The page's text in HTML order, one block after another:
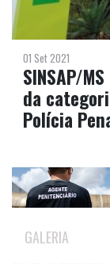
01 Set 2021
SINSAP/
da
Polícia
GALERIA